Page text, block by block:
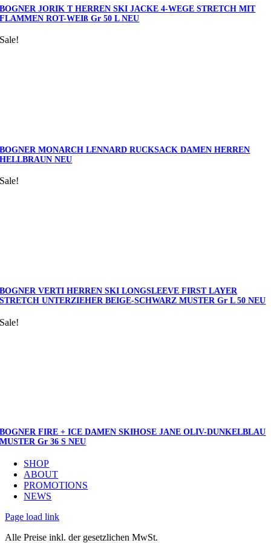
BOGNER JORIK T HERREN SKI JACKE 4-WEGE STRETCH MIT
FLAMMEN ROT-WEIß Gr 50 L NEU
Sale!
BOGNER MONARCH LENNARD RUCKSACK DAMEN HERREN
HELLBRAUN NEU
Sale!
BOGNER VERTI HERREN SKI LONGSLEEVE FIRST LAYER
STRETCH UNTERZIEHER BEIGE-SCHWARZ MUSTER Gr L 50 NEU
Sale!
BOGNER FIRE + ICE DAMEN SKIHOSE JANE OLIV-DUNKELBLAU
MUSTER Gr 36 S NEU
SHOP
ABOUT
PROMOTIONS
NEWS
Page load link
Alle Preise inkl. der gesetzlichen MwSt.